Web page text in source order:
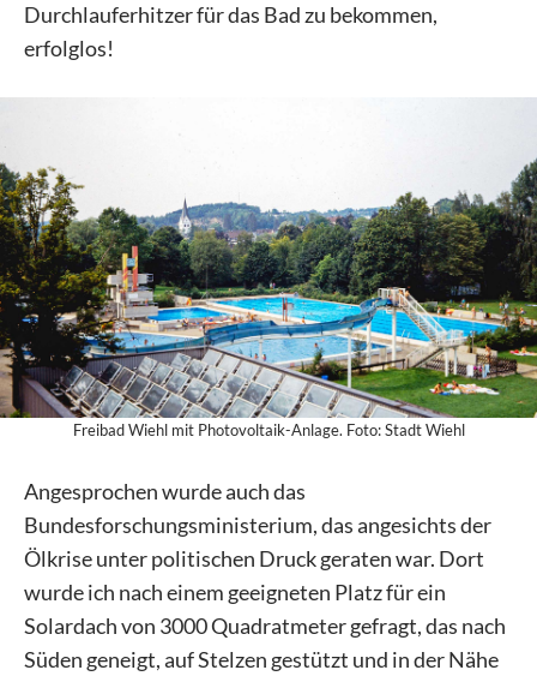
Durchlauferhitzer für das Bad zu bekommen,
erfolglos!
Freibad Wiehl mit Photovoltaik-Anlage. Foto: Stadt Wiehl
Angesprochen wurde auch das
Bundesforschungsministerium, das angesichts der
Ölkrise unter politischen Druck geraten war. Dort
wurde ich nach einem geeigneten Platz für ein
Solardach von 3000 Quadratmeter gefragt, das nach
Süden geneigt, auf Stelzen gestützt und in der Nähe